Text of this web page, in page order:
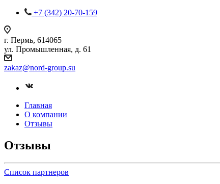
+7 (342) 20-70-159
г. Пермь, 614065
ул. Промышленная, д. 61
zakaz@nord-group.su
Главная
О компании
Отзывы
Отзывы
Список партнеров